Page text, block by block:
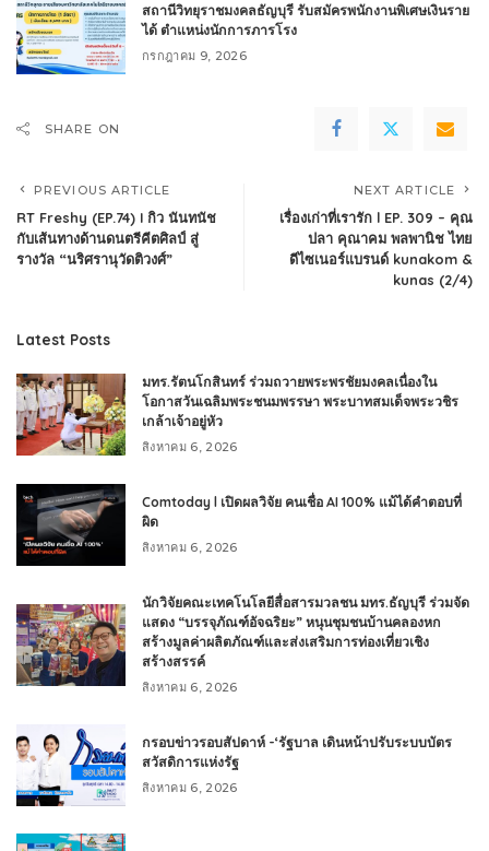
สถานีวิทยุราชมงคลธัญบุรี รับสมัครพนักงานพิเศษเงินราย
ได้ ตำแหน่งนักการภารโรง
กรกฎาคม 9, 2026
SHARE ON
PREVIOUS ARTICLE
RT Freshy (EP.74) I กิว นันทนัช
กับเส้นทางด้านดนตรีคีตศิลป์ สู่
รางวัล “นริศรานุวัดติวงศ์”
NEXT ARTICLE
เรื่องเก่าที่เรารัก l EP. 309 – คุณ
ปลา คุณาคม พลพานิช ไทย
ดีไซเนอร์แบรนด์ kunakom &
kunas (2/4)
Latest Posts
มทร.รัตนโกสินทร์ ร่วมถวายพระพรชัยมงคลเนื่องใน
โอกาสวันเฉลิมพระชนมพรรษา พระบาทสมเด็จพระวชิร
เกล้าเจ้าอยู่หัว
สิงหาคม 6, 2026
Comtoday l เปิดผลวิจัย คนเชื่อ AI 100% แม้ได้คำตอบที่
ผิด
สิงหาคม 6, 2026
นักวิจัยคณะเทคโนโลยีสื่อสารมวลชน มทร.ธัญบุรี ร่วมจัด
แสดง “บรรจุภัณฑ์อัจฉริยะ” หนุนชุมชนบ้านคลองหก
สร้างมูลค่าผลิตภัณฑ์และส่งเสริมการท่องเที่ยวเชิง
สร้างสรรค์
สิงหาคม 6, 2026
กรอบข่าวรอบสัปดาห์ -‘รัฐบาล เดินหน้าปรับระบบบัตร
สวัสดิการแห่งรัฐ
สิงหาคม 6, 2026